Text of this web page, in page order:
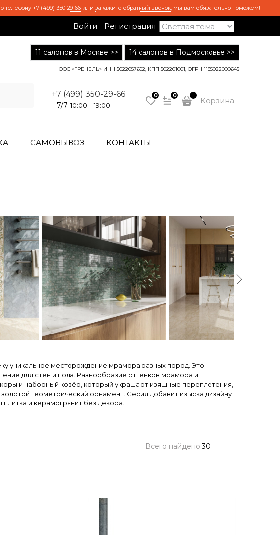
телефону +7 (499) 350-29-66 или закажите обратный звонок, мы вам обязательно поможем!
Войти Регистрация
11 салонов в Москве >> 14 салонов в Подмосковье >>
ООО «ГРЕНЕЛЬ» ИНН 5022057602, КПП 502201001, ОГРН 1195022000645
+7 (499) 350-29-66
7/7 10:00 – 19:00
0 0
Корзина
САМОВЫВОЗ КОНТАКТЫ
уникальное месторождение мрамора разных пород. Это
для стен и пола. Разнообразие оттенков мрамора и
и наборный ковёр, который украшают изящные переплетения,
геометрический орнамент. Серия добавит изыска дизайну
и керамогранит без декора.
Всего найдено:30